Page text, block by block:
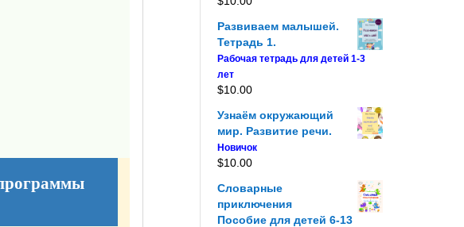
Развиваем малышей.
Тетрадь 1.
Рабочая тетрадь для детей 1-3
лет
$10.00
Узнаём окружающий
мир. Развитие речи.
Новичок
$10.00
Словарные
приключения
Пособие для детей 6-13